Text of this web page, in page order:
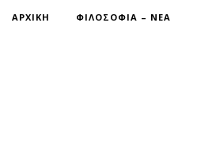
ΑΡΧΙΚΗ ΦΙΛΟΣΟΦΙΑ – ΝΕΑ